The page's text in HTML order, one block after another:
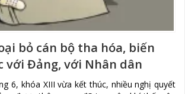
bỏ cán bộ tha hóa, biến
với Đảng, với Nhân dân
6, khóa XIII vừa kết thúc, nhiều nghị quyết